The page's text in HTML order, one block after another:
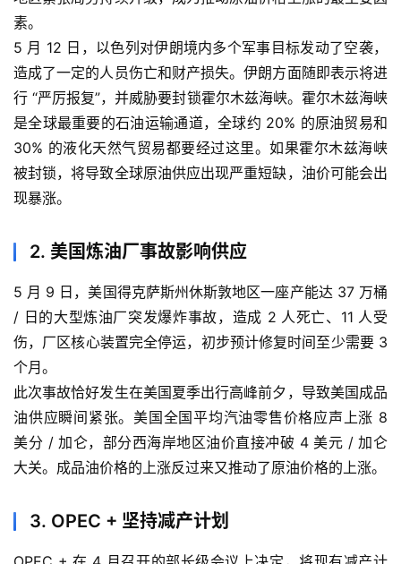
原
期
开
户
原
油
期
货
直
播
油
素。
5 月 12 日，以色列对伊朗境内多个军事目标发动了空袭，
造成了一定的人员伤亡和财产损失。伊朗方面随即表示将进
行 “严厉报复”，并威胁要封锁霍尔木兹海峡。霍尔木兹海峡
是全球最重要的石油运输通道，全球约 20% 的原油贸易和
30% 的液化天然气贸易都要经过这里。如果霍尔木兹海峡
被封锁，将导致全球原油供应出现严重短缺，油价可能会出
现暴涨。
2. 美国炼油厂事故影响供应
5 月 9 日，美国得克萨斯州休斯敦地区一座产能达 37 万桶
/ 日的大型炼油厂突发爆炸事故，造成 2 人死亡、11 人受
伤，厂区核心装置完全停运，初步预计修复时间至少需要 3
个月。
此次事故恰好发生在美国夏季出行高峰前夕，导致美国成品
油供应瞬间紧张。美国全国平均汽油零售价格应声上涨 8
美分 / 加仑，部分西海岸地区油价直接冲破 4 美元 / 加仑
大关。成品油价格的上涨反过来又推动了原油价格的上涨。
3. OPEC + 坚持减产计划